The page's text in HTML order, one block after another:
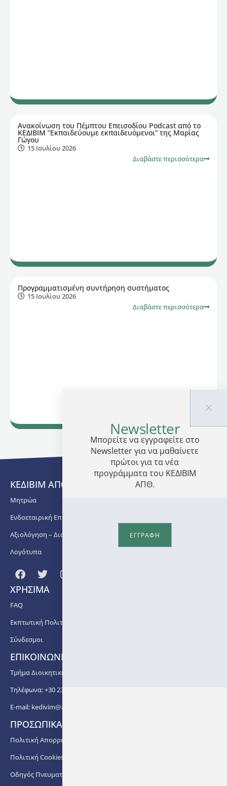
Ανακοίνωση του Πέμπτου Επεισοδίου Podcast από το
ΚΕΔΙΒΙΜ ”Εκπαιδεύουμε εκπαιδευόμενοι” της Μαρίας
Γώγου
15 Ιουλίου 2026
Διαβάστε περισσότερα
Προγραμματισμένη συντήρηση συστήματος
15 Ιουλίου 2026
Διαβάστε περισσότερα
ΚΕΔΙΒΙΜ ΑΠΘ
Μητρώα
Ενδοεταιρική Επιμόρφωση
Αξιολόγηση – Διασφάλιση Ποιότητας
Λογότυπα
ΧΡΗΣΙΜΑ
FAQ
Εκπτωτική Πολιτική
Σύνδεσμοι
ΕΠΙΚΟΙΝΩΝΙΑ
Τμήμα Διοικητικής Υποστήριξης ΚΕΔΙΒΙΜ ΑΠΘ
Τηλέφωνα: +30 2310 99 67 -76, -88, -82, -83, -81
E-mail: kedivim@auth.gr
ΠΡΟΣΩΠΙΚΑ ΔΕΔΟΜΕΝΑ
Πολιτική Απορρήτου
Πολιτική Cookies
Οδηγός Πνευματικής Ιδιοκτησίας ΑΠΘ
Newsletter
Μπορείτε να εγγραφείτε στο
Newsletter για να μαθαίνετε
πρώτοι για τα νέα
προγράμματα του ΚΕΔΙΒΙΜ
ΑΠΘ.
ΕΓΓΡΑΦΗ